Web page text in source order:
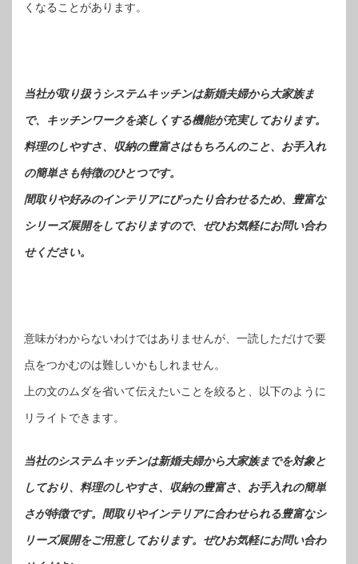
くなることがあります。
当社が取り扱うシステムキッチンは新婚夫婦から大家族ま
で、キッチンワークを楽しくする機能が充実しております。
料理のしやすさ、収納の豊富さはもちろんのこと、お手入れ
の簡単さも特徴のひとつです。
間取りや好みのインテリアにぴったり合わせるため、豊富な
シリーズ展開をしておりますので、ぜひお気軽にお問い合わ
せください。
意味がわからないわけではありませんが、一読しただけで要
点をつかむのは難しいかもしれません。
上の文のムダを省いて伝えたいことを絞ると、以下のように
リライトできます。
当社のシステムキッチンは新婚夫婦から大家族までを対象と
しており、料理のしやすさ、収納の豊富さ、お手入れの簡単
さが特徴です。間取りやインテリアに合わせられる豊富なシ
リーズ展開をご用意しております。ぜひお気軽にお問い合わ